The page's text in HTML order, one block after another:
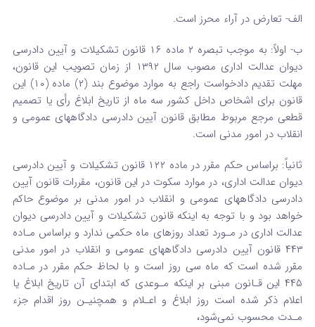
الف- تعارض در آراء محرز است.
ب- اولاً: به موجب تبصره ۲ ماده ۱۶ قانون تشکیلات و آیین دادرسی
دیوان عدالت اداری مصوب سال ۱۳۹۲ از زمان تصویب این قانون،
مهلت تقدیم دادخواست راجع به موارد موضوع بند (۲) ماده (۱۰) این
قانون برای اشخاص داخل کشور سه ماه از تاریخ ابلاغ رأی یا تصمیم
قطعی مرجع مربوط مطابق قانون آیین دادرسی دادگاههای عمومی و
انقلاب در امور مدنی است.
ثانیاً: براساس حکم مقرر در ماده ۱۲۲ قانون تشکیلات و آیین دادرسی
دیوان عدالت اداری، در موارد سکوت در این قانون، مقررات قانون آیین
دادرسی دادگاههای عمومی و انقلاب در امور مدنی بر موضوع حاکم
خواهد بود و با توجه به اینکه قانون تشکیلات و آیین دادرسی دیوان
عدالت اداری در مـورد تعداد روزهای ماه حکمی ندارد و براساس مـاده
۴۴۳ قانون آیین دادرسی دادگاههای عمومی و انقلاب در امور مدنی
مقرر شده است که ماه سی روز است و با لحاظ حکم مقرر در مـاده
۴۴۵ این قـانون مبنی بر اینکه مـوعدی که ابتدای آن تاریخ ابلاغ یا
اعلام ذکر شده است روز ابلاغ و اعـلام و همچنیـن روز اقدام جزء
مـدت محسوب نمی‌شود،